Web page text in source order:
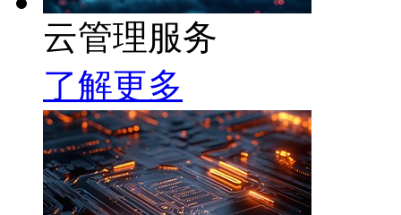
云管理服务
了解更多